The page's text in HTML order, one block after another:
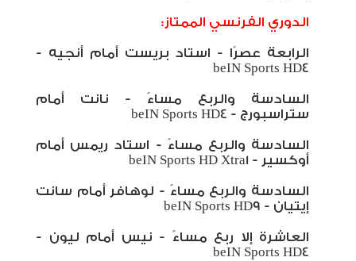
الدوري الفرنسي الممتاز:
الرابعة عصرًا - استاد بريست أمام أنجيه -
beIN Sports HD4
السادسة والربع مساءً - نانت أمام
ستراسبورج - beIN Sports HD4
السادسة والربع مساءً - استاد ريمس أمام
أوكسير - beIN Sports HD Xtra1
السادسة والربع مساءً - لوهافر أمام سانت
إيتيان - beIN Sports HD9
العاشرة إلا ربع مساءً - نيس أمام ليون -
beIN Sports HD4